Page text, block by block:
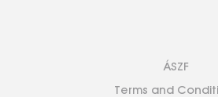
ÁSZF
Terms and